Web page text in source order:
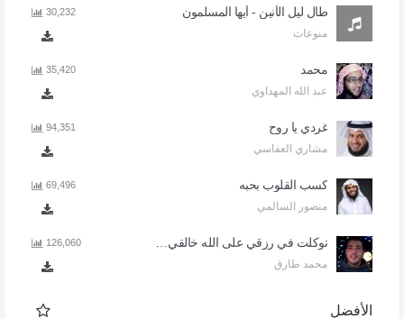
طال ليل الأنين - أيها المسلمون
منوعات
30,232
محمد
عبد الله المهداوي
35,420
غردي يا روح
مشاري العفاسي
94,351
كسب القلوب بحبه
منصور السالمي
69,496
محمد طارق
126,060
الأفضل